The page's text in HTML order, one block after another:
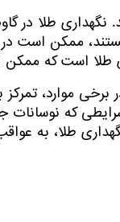
طلا در
هستند، ممکن
طلا است که
برخی موارد،
نوسانات
طلا، به